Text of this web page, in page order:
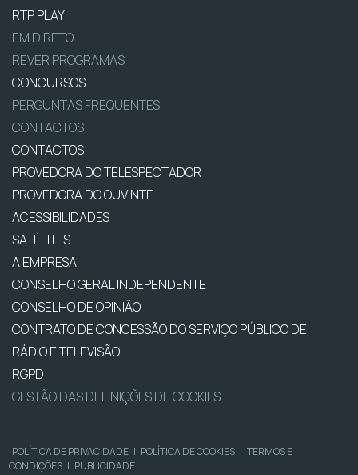
RTP PLAY
EM DIRETO
REVER PROGRAMAS
CONCURSOS
PERGUNTAS FREQUENTES
CONTACTOS
CONTACTOS
PROVEDORA DO TELESPECTADOR
PROVEDORA DO OUVINTE
ACESSIBILIDADES
SATÉLITES
A EMPRESA
CONSELHO GERAL INDEPENDENTE
CONSELHO DE OPINIÃO
CONTRATO DE CONCESSÃO DO SERVIÇO PÚBLICO DE
RÁDIO E TELEVISÃO
RGPD
GESTÃO DAS DEFINIÇÕES DE COOKIES
POLÍTICA DE PRIVACIDADE | POLÍTICA DE COOKIES | TERMOS E
CONDIÇÕES | PUBLICIDADE